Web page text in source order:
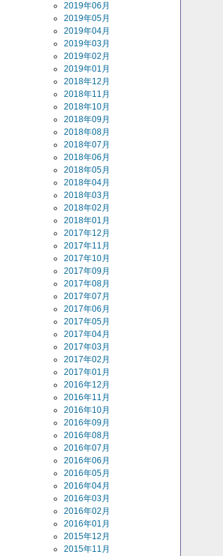
2019年06月
2019年05月
2019年04月
2019年03月
2019年02月
2019年01月
2018年12月
2018年11月
2018年10月
2018年09月
2018年08月
2018年07月
2018年06月
2018年05月
2018年04月
2018年03月
2018年02月
2018年01月
2017年12月
2017年11月
2017年10月
2017年09月
2017年08月
2017年07月
2017年06月
2017年05月
2017年04月
2017年03月
2017年02月
2017年01月
2016年12月
2016年11月
2016年10月
2016年09月
2016年08月
2016年07月
2016年06月
2016年05月
2016年04月
2016年03月
2016年02月
2016年01月
2015年12月
2015年11月